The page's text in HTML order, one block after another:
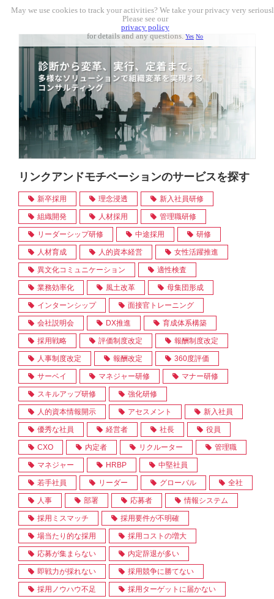
リンクアンドモチベーションのサービスを探す
新卒採用 理念浸透 新入社員研修
組織開発 人材採用 管理職研修
リーダーシップ研修 中途採用 研修
人材育成 人的資本経営 女性活躍推進
異文化コミュニケーション 適性検査
業務効率化 風土改革 母集団形成
インターンシップ 面接官トレーニング
会社説明会 DX推進 育成体系構築
採用戦略 評価制度改定 報酬制度改定
人事制度改定 報酬改定 360度評価
サーベイ マネジャー研修 マナー研修
スキルアップ研修 強化研修
人的資本情報開示 アセスメント 新入社員
優秀な社員 経営者 社長 役員
CXO 内定者 リクルーター 管理職
マネジャー HRBP 中堅社員
若手社員 リーダー グローバル 全社
人事 部署 応募者 情報システム
採用ミスマッチ 採用要件が不明確
場当たり的な採用 採用コストの増大
応募が集まらない 内定辞退が多い
即戦力が採れない 採用競争に勝てない
採用ノウハウ不足 採用ターゲットに届かない
May we use cookies to track your activities? We take your privacy very
Please see our
privacy policy
for details and any questions.Yes No